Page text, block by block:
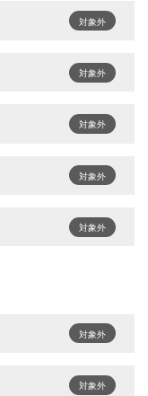
対象外
対象外
対象外
対象外
対象外
対象外
対象外